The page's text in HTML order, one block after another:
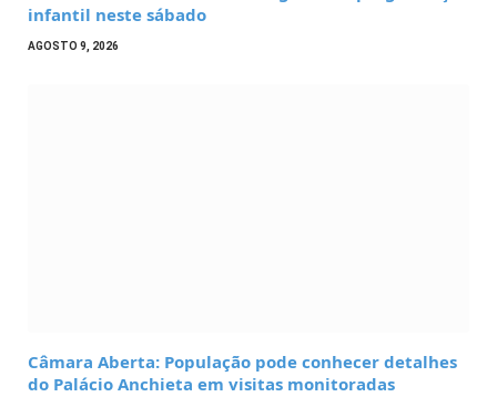
infantil neste sábado
AGOSTO 9, 2026
Câmara Aberta: População pode conhecer detalhes
do Palácio Anchieta em visitas monitoradas